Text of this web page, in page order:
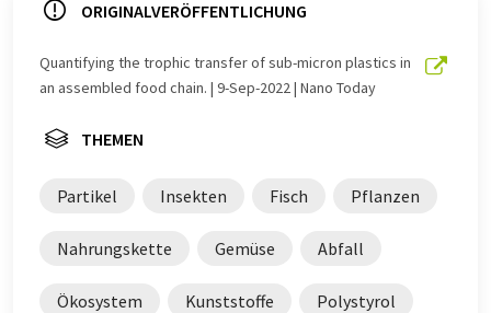
LUMITOS bietet diese automatischen Übersetzungen
Nachrichten zu präsentieren. Da dieser Artikel mit
automatischer Übersetzung übersetzt wurde, ist es
in der Grammatik enthält. Den ursprünglichen Artikel in
ORIGINALVERÖFFENTLICHUNG
Quantifying the trophic transfer of sub-micron plastics in
an assembled food chain. | 9-Sep-2022 | Nano Today
THEMEN
Partikel Insekten Fisch Pflanzen
Nahrungskette Gemüse Abfall
Ökosystem Kunststoffe Polystyrol